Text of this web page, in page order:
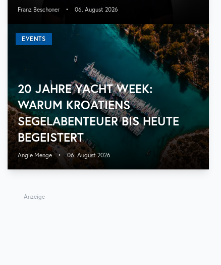
Franz Beschoner • 06. August 2026
EVENTS
20 JAHRE YACHT WEEK:
WARUM KROATIENS
SEGELABENTEUER BIS HEUTE
BEGEISTERT
Angie Menge • 06. August 2026
Anzeige